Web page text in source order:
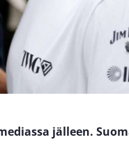
jälleen.